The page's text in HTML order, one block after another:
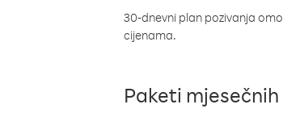
30-dnevni plan pozivanja
cijenama.
Paketi